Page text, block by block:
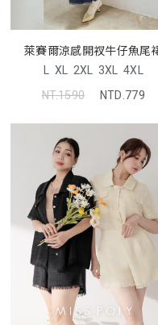
萊賽爾涼感開衩牛仔魚尾
MORE U 中大尺碼裙子
L XL 2XL 3XL 4XL
NT.1590
NTD.779